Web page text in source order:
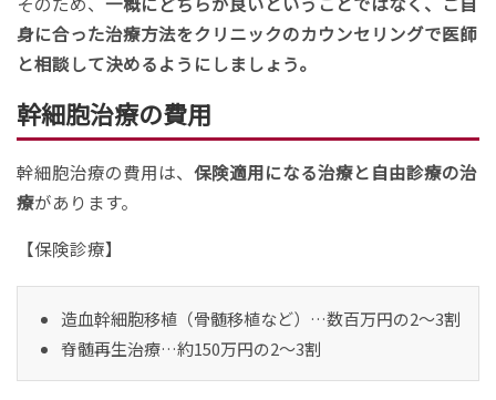
身に合った治療方法をクリニックのカウンセリングで医師
と相談して決めるようにしましょう。
幹細胞治療の費用
幹細胞治療の費用は、 保険適用になる治療と自由診療の治
療があります。
【保険診療】
造血幹細胞移植（骨髄移植など）…数百万円の2～3割
脊髄再生治療…約150万円の2～3割